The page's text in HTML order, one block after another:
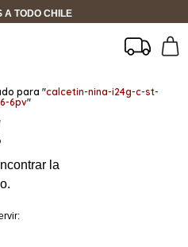
A TODO CHILE
para "calcetin-nina-i24g-c-st-
6pv"
la